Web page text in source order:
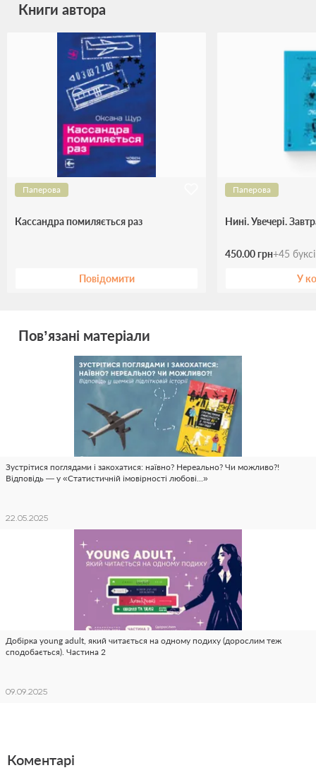
Книги автора
Паперова
Кассандра помиляється раз
Повідомити
Паперова
Нині. Увечері.
450.00 грн+45
У
Пов’язані матеріали
Зустрітися поглядами і закохатися: наївно? Нереально? Чи можливо?!
Відповідь — у «Статистичній імовірності любові...»
22.05.2025
Добірка young adult, який читається на одному подиху (дорослим теж
сподобається). Частина 2
09.09.2025
Коментарі